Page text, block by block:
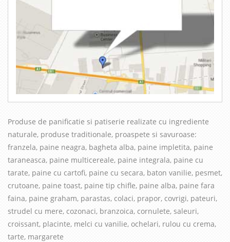
Produse de panificatie si patiserie realizate cu ingrediente
naturale, produse traditionale, proaspete si savuroase:
franzela, paine neagra, bagheta alba, paine impletita, paine
taraneasca, paine multicereale, paine integrala, paine cu
tarate, paine cu cartofi, paine cu secara, baton vanilie, pesmet,
crutoane, paine toast, paine tip chifle, paine alba, paine fara
faina, paine graham, parastas, colaci, prapor, covrigi, pateuri,
strudel cu mere, cozonaci, branzoica, cornulete, saleuri,
croissant, placinte, melci cu vanilie, ochelari, rulou cu crema,
tarte, margarete